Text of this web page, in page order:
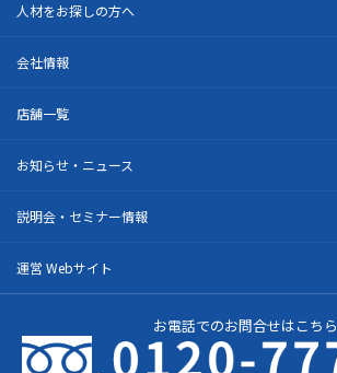
人材をお探しの方へ
会社情報
店舗一覧
お知らせ・ニュース
説明会・セミナー情報
運営 Webサイト
お電話でのお問合せはこちら